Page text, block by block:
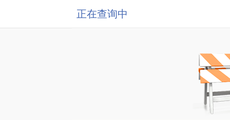
正在查询中